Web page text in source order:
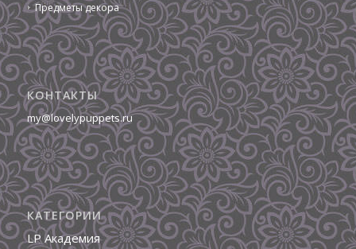
Предметы декора
КОНТАКТЫ
my@lovelypuppets.ru
КАТЕГОРИИ
LP Академия